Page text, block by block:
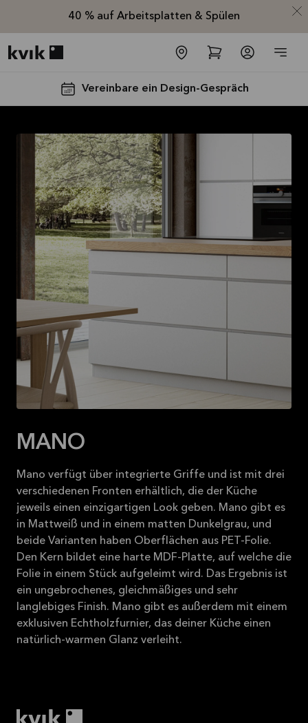
40 % auf Arbeitsplatten & Spülen
Vereinbare ein Design-Gespräch
% auf alle
und Spülen*
MANO
Mano verfügt über integrierte Griffe und ist mit drei
verschiedenen Fronten erhältlich, die der Küche
jeweils einen einzigartigen Look geben. Mano gibt es
in Mattweiß und in einem matten Dunkelgrau, und
beide Varianten haben Oberflächen aus PET-Folie.
Den Kern bildet eine harte MDF-Platte, auf welche die
Folie in einem Stück aufgeleimt wird. Das Ergebnis ist
ein ungebrochenes, gleichmäßiges und sehr
langlebiges Finish. Mano gibt es außerdem mit einem
exklusiven Echtholzfurnier, das deiner Küche einen
natürlich-warmen Glanz verleiht.